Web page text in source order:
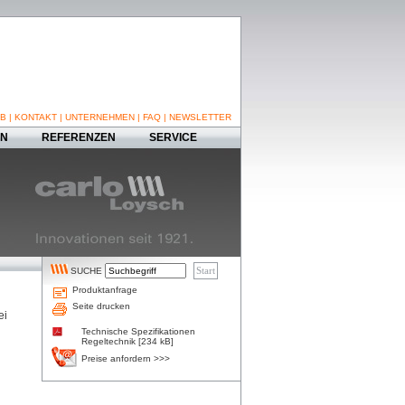
| KONTAKT | UNTERNEHMEN | FAQ | NEWSLETTER
REFERENZEN
SERVICE
SUCHE
Produktanfrage
Seite drucken
Technische Spezifikationen
Regeltechnik [234 kB]
Preise anfordern >>>